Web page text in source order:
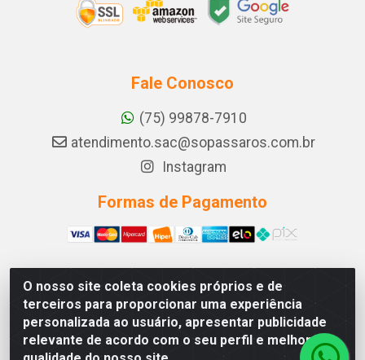
O nosso site coleta cookies próprios e de
terceiros para proporcionar uma experiência
personalizada ao usuário, apresentar publicidade
relevante de acordo com o seu perfil e melhorar a
Fale Conosco
(75) 99878-7910
atendimento.sac@sopassaros.com.br
Instagram
Formas de Pagamento
A PINA DOS SANTOS DELEZZOTTE LTDA - RODOVIA BA
233, 27 - ZONA RURAL, ITABERABA/BA - CEP 46.880-
000 - CNPJ 30.578.948/0001-90